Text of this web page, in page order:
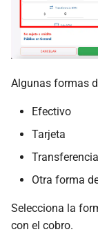
Algunas formas
Efectivo
Tarjeta
Transferencia
Otra forma
Selecciona la
con el cobro.